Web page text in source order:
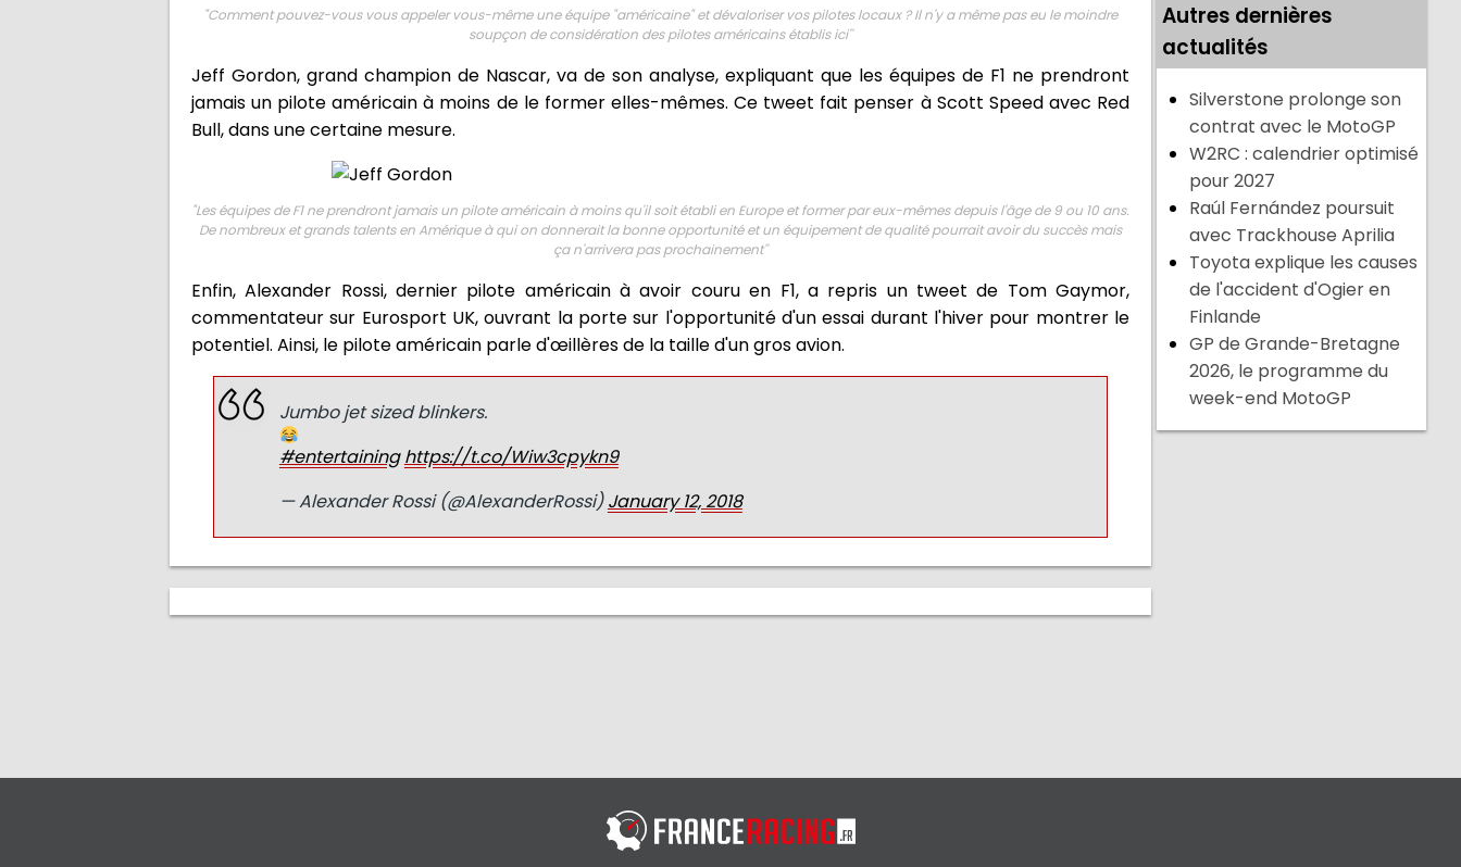
"Comment pouvez-vous vous appeler vous-même une équipe "américaine" et dévaloriser vos pilotes locaux ? Il n'y a même pas eu le moindre
soupçon de considération des pilotes américains établis ici''
Jeff Gordon, grand champion de Nascar, va de son analyse, expliquant que les équipes de F1 ne prendront
jamais un pilote américain à moins de le former elles-mêmes. Ce tweet fait penser à Scott Speed avec Red
Bull, dans une certaine mesure.
"Les équipes de F1 ne prendront jamais un pilote américain à moins qu'il soit établi en Europe et former par eux-mêmes depuis l'âge de 9 ou 10 ans.
De nombreux et grands talents en Amérique à qui on donnerait la bonne opportunité et un équipement de qualité pourrait avoir du succès mais
ça n'arrivera pas prochainement''
Enfin, Alexander Rossi, dernier pilote américain à avoir couru en F1, a repris un tweet de Tom Gaymor,
commentateur sur Eurosport UK, ouvrant la porte sur l'opportunité d'un essai durant l'hiver pour montrer le
potentiel. Ainsi, le pilote américain parle d'œillères de la taille d'un gros avion.
Jumbo jet sized blinkers.
#entertaining https://t.co/Wiw3cpykn9
— Alexander Rossi (@AlexanderRossi)January 12, 2018
Autres dernières
actualités
Silverstone prolonge son
contrat avec le MotoGP
W2RC : calendrier optimisé
pour 2027
Raúl Fernández poursuit
avec Trackhouse Aprilia
Toyota explique les causes
de l'accident d'Ogier en
Finlande
GP de Grande-Bretagne
2026, le programme du
week-end MotoGP